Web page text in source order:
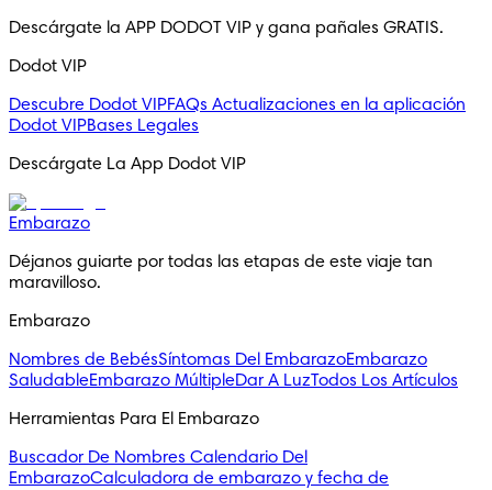
Descárgate la APP DODOT VIP y gana pañales GRATIS.
Dodot VIP
Descubre Dodot VIPFAQs Actualizaciones en la aplicación
Dodot VIPBases Legales
Descárgate La App Dodot VIP
Embarazo
Déjanos guiarte por todas las etapas de este viaje tan
maravilloso.
Embarazo
Nombres de BebésSíntomas Del EmbarazoEmbarazo
SaludableEmbarazo MúltipleDar A LuzTodos Los Artículos
Herramientas Para El Embarazo
Buscador De Nombres Calendario Del
EmbarazoCalculadora de embarazo y fecha de